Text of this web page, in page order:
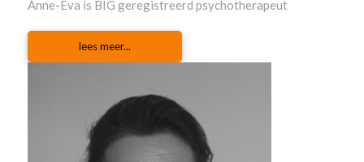
Anne-Eva is BIG geregistreerd psychotherapeut
lees meer...